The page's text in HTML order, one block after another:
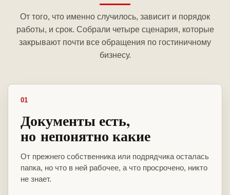
От того, что именно случилось, зависит и порядок
работы, и срок. Собрали четыре сценария, которые
закрывают почти все обращения по гостиничному
бизнесу.
01
Документы есть,
но непонятно какие
От прежнего собственника или подрядчика осталась
папка, но что в ней рабочее, а что просрочено, никто
не знает.